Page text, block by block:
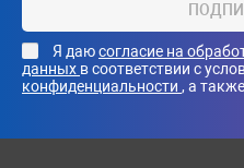
Я даюсогласие на
данных в соответствии с
конфиденциальности , а